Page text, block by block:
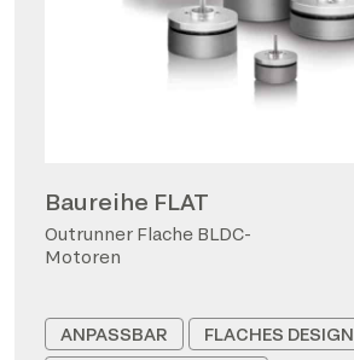
Baureihe FLAT
Outrunner Flache BLDC-
Motoren
ANPASSBAR
FLACHES DESIGN